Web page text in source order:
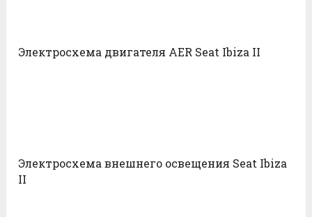
Электросхема двигателя AER Seat Ibiza II
Электросхема внешнего освещения Seat Ibiza
II